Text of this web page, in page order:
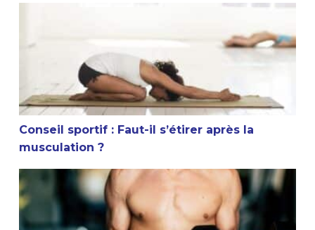
Conseil sportif : Faut-il s’étirer après la musculation ?
Conseil sportif : Faut-il s’étirer après la
musculation ?
Est-ce que la musculation arrête la croissance ?